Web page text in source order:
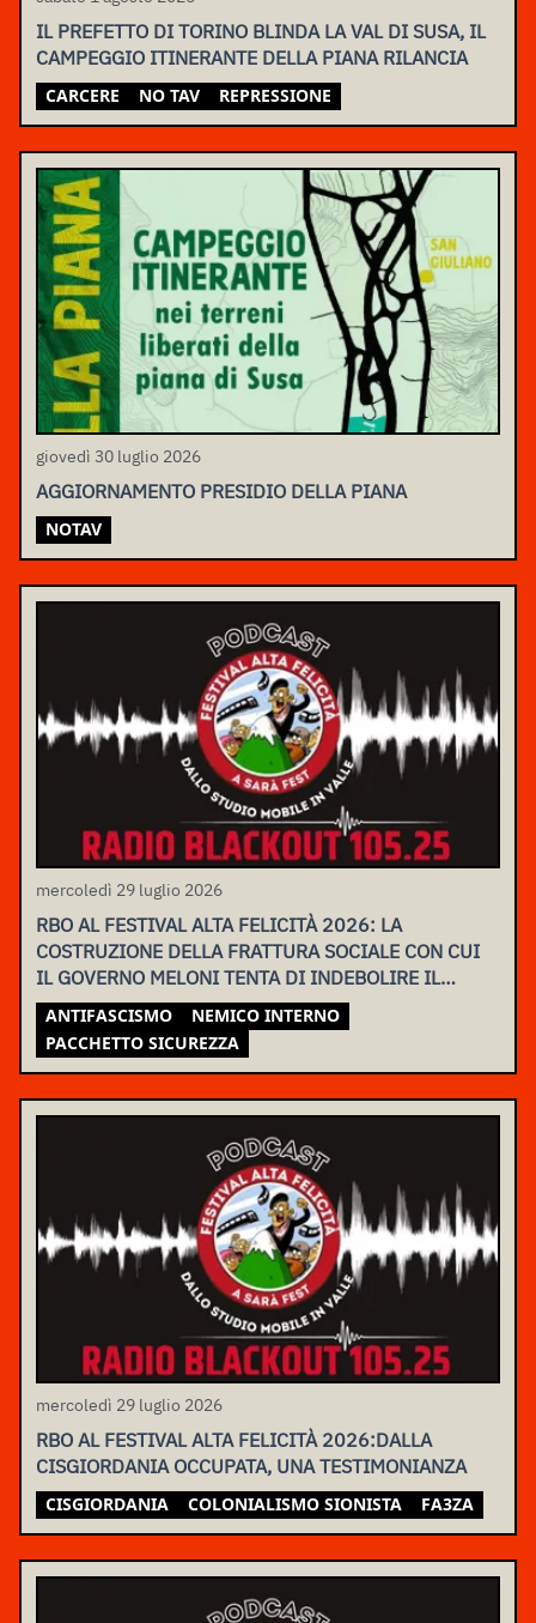
IL PREFETTO DI TORINO BLINDA LA VAL DI SUSA, IL
CAMPEGGIO ITINERANTE DELLA PIANA RILANCIA
CARCERE NO TAV REPRESSIONE
giovedì 30 luglio 2026
AGGIORNAMENTO PRESIDIO DELLA PIANA
NOTAV
mercoledì 29 luglio 2026
RBO AL FESTIVAL ALTA FELICITÀ 2026: LA
COSTRUZIONE DELLA FRATTURA SOCIALE CON CUI
IL GOVERNO MELONI TENTA DI INDEBOLIRE IL
MOVIMENTO
ANTIFASCISMO
NEMICO INTERNO
PACCHETTO SICUREZZA
mercoledì 29 luglio 2026
RBO AL FESTIVAL ALTA FELICITÀ 2026:DALLA
CISGIORDANIA OCCUPATA, UNA TESTIMONIANZA
CISGIORDANIA COLONIALISMO SIONISTA FA3ZA